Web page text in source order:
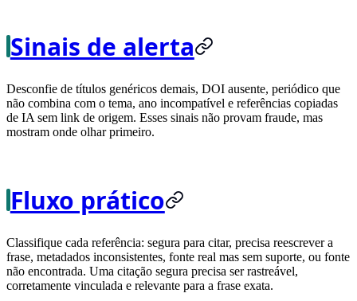
Sinais de alerta
Desconfie de títulos genéricos demais, DOI ausente, periódico que
não combina com o tema, ano incompatível e referências copiadas
de IA sem link de origem. Esses sinais não provam fraude, mas
mostram onde olhar primeiro.
Fluxo prático
Classifique cada referência: segura para citar, precisa reescrever a
frase, metadados inconsistentes, fonte real mas sem suporte, ou fonte
não encontrada. Uma citação segura precisa ser rastreável,
corretamente vinculada e relevante para a frase exata.